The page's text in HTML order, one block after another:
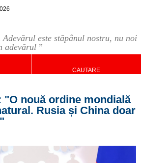
Adevărul este stăpânul nostru, nu noi
adevărul ”
CAUTARE
nouă ordine mondială
Rusia și China doar